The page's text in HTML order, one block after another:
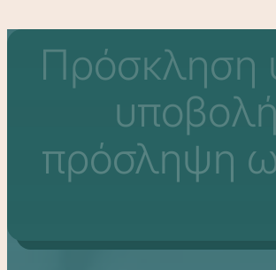
Πρόσκληση
πρόσληψη